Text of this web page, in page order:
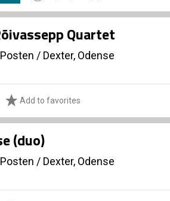
Quartet
/ Dexter, Odense
Add to favorites
(duo)
/ Dexter, Odense